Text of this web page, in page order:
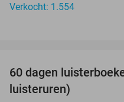
Verkocht: 1.554
60 dagen
luisteruren)